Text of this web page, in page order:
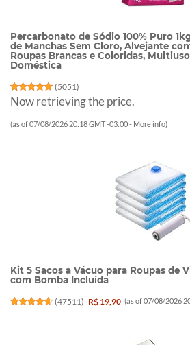
Percarbonato de Sódio 100% Puro
de Manchas Sem Cloro, Alvejante
Roupas Brancas e Coloridas,
Doméstica
(5051)
Now retrieving the price.
(as of 07/08/2026 20:18 GMT -03:00 - More info)
Kit 5 Sacos a Vácuo para Roupas de
com Bomba Incluída
(47511) R$ 19,90 (as of 07/08/2026